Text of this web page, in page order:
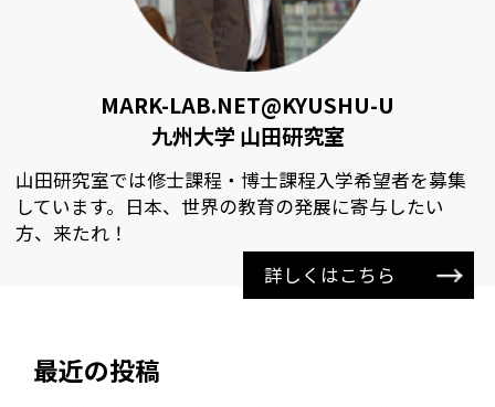
MARK-LAB.NET@KYUSHU-U
九州大学 山田研究室
山田研究室では修士課程・博士課程入学希望者を募集
しています。日本、世界の教育の発展に寄与したい
方、来たれ！
詳しくはこちら
最近の投稿